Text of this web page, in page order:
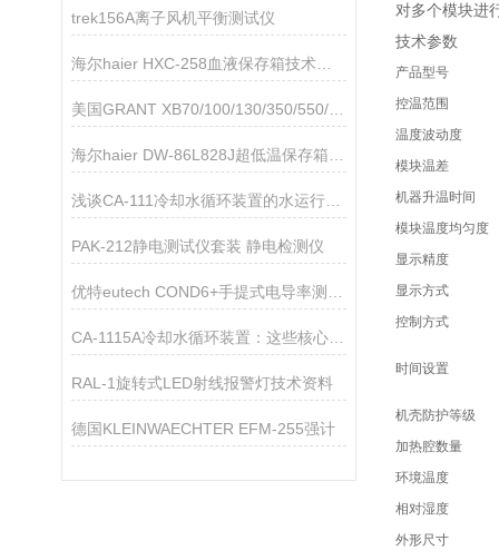
trek156A离子风机平衡测试仪
海尔haier HXC-258血液保存箱技术参数
美国GRANT XB70/100/130/350/550/900FZ雪花制冰机技术参数
浅谈CA-111冷却水循环装置的水运行中容易产生的问题
PAK-212静电测试仪套装 静电检测仪
CA-1115A冷却水循环装置：这些核心领域，都离不开它的关键助力！
RAL-1旋转式LED射线报警灯技术资料
德国KLEINWAECHTER EFM-255强计
对多个模块进
技术参数
产品型号
控温范围
温度波动度
模块温差
机器升温时间
模块温度均匀度
显示精度
显示方式
控制方式
时间设置
机壳防护等级
加热腔数量
环境温度
相对湿度
外形尺寸